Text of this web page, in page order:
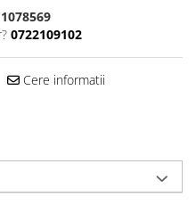
1078569
0722109102
Cere informatii